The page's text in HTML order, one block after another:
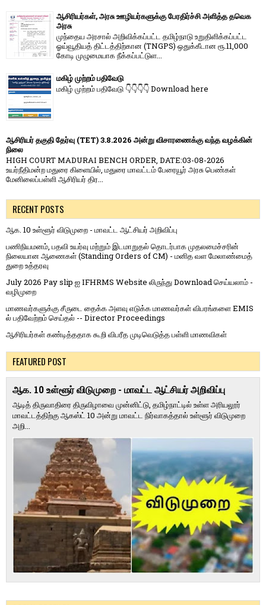
ஆசிரியர்கள், அரசு ஊழியர்களுக்கு பேரதிர்ச்சி அளித்த தவெக
அரசு
முந்தைய அரசால் அறிவிக்கப்பட்ட தமிழ்நாடு உறுதிளிக்கப்பட்ட
ஓய்வூதியத் திட்டத்திற்கான (TNGPS) ஒதுக்கீடான ரூ.11,000
கோடி முழுமையாக நீக்கப்பட்டுள...
மகிழ் முற்றம் பதிவேடு
மகிழ் முற்றம் பதிவேடு 👇👇👇👇 Download here
ஆசிரியர் தகுதி தேர்வு (TET) 3.8.2026 அன்று விசாரணைக்கு வந்த வழக்கின்
நிலை
HIGH COURT MADURAI BENCH ORDER, DATE:03-08-2026
உயர்நீதிமன்ற மதுரை கிளையில், மதுரை மாவட்டம் பேரையூர் அரசு பெண்கள்
மேனிலைப்பள்ளி ஆசிரியர் திர...
RECENT POSTS
ஆக. 10 உள்ளூர் விடுமுறை - மாவட்ட ஆட்சியர் அறிவிப்பு
பணிநியமனம், பதவி உயர்வு மற்றும் இடமாறுதல் தொடர்பாக முதலமைச்சரின்
நிலையான ஆணைகள் (Standing Orders of CM) - மனித வள மேலாண்மைத்
துறை உத்தரவு
July 2026 Pay slip ஐ IFHRMS Website லிருந்து Download செய்யலாம் -
வழிமுறை
மாணவர்களுக்கு சீருடை தைக்க அளவு எடுக்க மாணவர்கள் விபரங்களை EMIS
ல் பதிவேற்றம் செய்தல் -- Director Proceedings
ஆசிரியர்கள் கண்டித்ததாக கூறி விபரீத முடிவெடுத்த பள்ளி மாணவிகள்
FEATURED POST
ஆக. 10 உள்ளூர் விடுமுறை - மாவட்ட ஆட்சியர் அறிவிப்பு
ஆடித் திருவாதிரை திருவிழாவை முன்னிட்டு, தமிழ்நாட்டில் உள்ள அரியலூர்
மாவட்டத்திற்கு ஆகஸ்ட் 10 அன்று மாவட்ட நிர்வாகத்தால் உள்ளூர் விடுமுறை
அறி...